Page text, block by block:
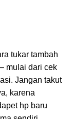
tukar tambah
mulai dari cek
Jangan takut
karena
hp baru